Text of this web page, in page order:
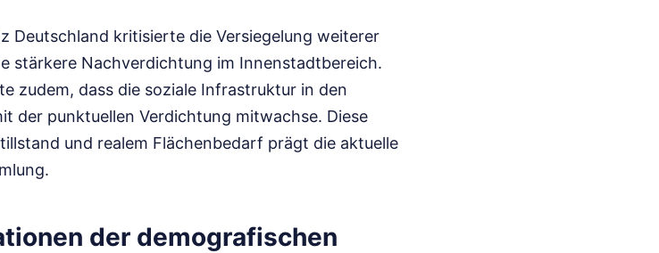
Deutschland kritisierte die Versiegelung weiterer
stärkere Nachverdichtung im Innenstadtbereich.
zudem, dass die soziale Infrastruktur in den
der punktuellen Verdichtung mitwachse. Diese
und realem Flächenbedarf prägt die aktuelle
der demografischen